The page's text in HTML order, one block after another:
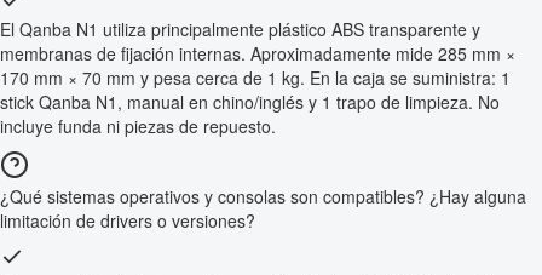
El Qanba N1 utiliza principalmente plástico ABS transparente y
membranas de fijación internas. Aproximadamente mide 285 mm ×
170 mm × 70 mm y pesa cerca de 1 kg. En la caja se suministra: 1
stick Qanba N1, manual en chino/inglés y 1 trapo de limpieza. No
incluye funda ni piezas de repuesto.
¿Qué sistemas operativos y consolas son compatibles? ¿Hay alguna
limitación de drivers o versiones?